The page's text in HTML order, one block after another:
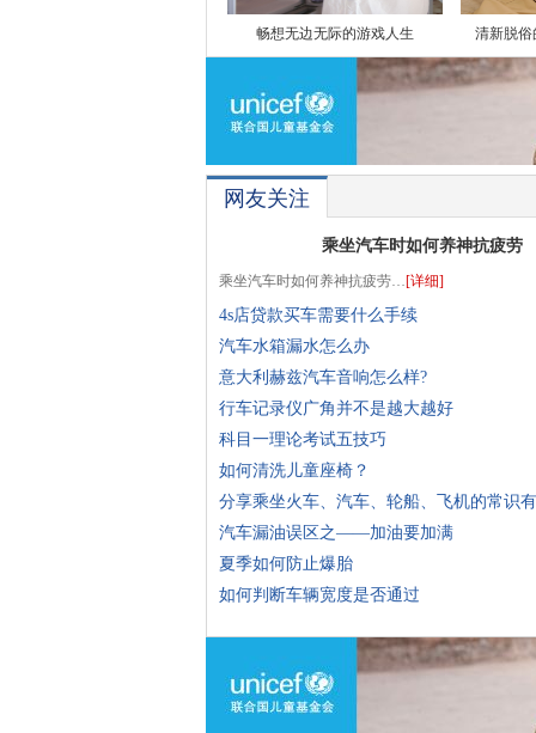
畅想无边无际的游戏人生 清新脱俗
网友关注
乘坐汽车时如何养神抗疲劳
乘坐汽车时如何养神抗疲劳…[详细]
4s店贷款买车需要什么手续
汽车水箱漏水怎么办
意大利赫兹汽车音响怎么样?
行车记录仪广角并不是越大越好
科目一理论考试五技巧
如何清洗儿童座椅？
分享乘坐火车、汽车、轮船、飞机的常识
汽车漏油误区之——加油要加满
夏季如何防止爆胎
如何判断车辆宽度是否通过